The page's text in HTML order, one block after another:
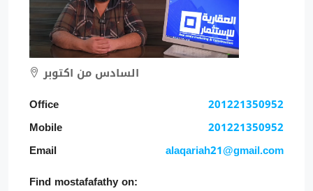
السادس من اكتوبر
Office
201221350952
Mobile
201221350952
Email
alaqariah21@gmail.com
Find mostafafathy on: